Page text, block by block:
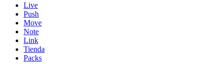
Live
Push
Move
Note
Link
Tienda
Packs